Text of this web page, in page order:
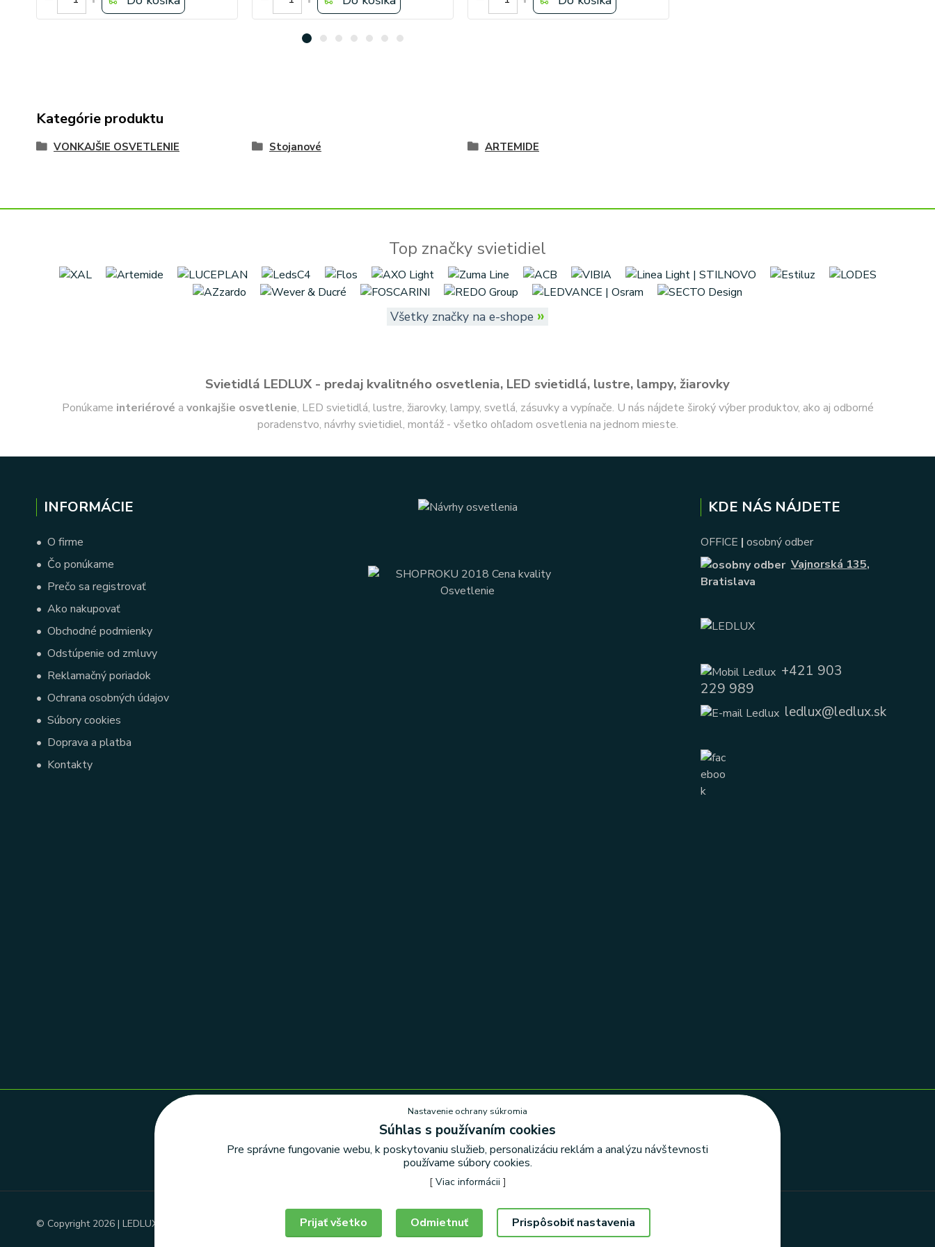
Kategórie produktu
VONKAJŠIE OSVETLENIE Stojanové ARTEMIDE
Top značky svietidiel
Všetky značky na e-shope »
Svietidlá LEDLUX - predaj kvalitného osvetlenia, LED svietidlá, lustre, lampy, žiarovky
Ponúkame interiérové a vonkajšie osvetlenie, LED svietidlá, lustre, žiarovky, lampy, svetlá, zásuvky a vypínače. U nás nájdete široký výber produktov, ako aj odborné
poradenstvo, návrhy svietidiel, montáž - všetko ohľadom osvetlenia na jednom mieste.
INFORMÁCIE
• O firme
• Čo ponúkame
• Prečo sa registrovať
• Ako nakupovať
• Obchodné podmienky
• Odstúpenie od zmluvy
• Reklamačný poriadok
• Ochrana osobných údajov
• Súbory cookies
• Doprava a platba
• Kontakty
KDE NÁS NÁJDETE
OFFICE | osobný odber
Vajnorská 135,
Bratislava
+421 903
229 989
ledlux@ledlux.sk
Nastavenie ochrany súkromia
© Copyright 2026 | LEDLUX, s.r.o.
Nastavenie ochrany súkromia
Súhlas s používaním cookies
Pre správne fungovanie webu, k poskytovaniu služieb, personalizáciu reklám a analýzu návštevnosti
používame súbory cookies.
[ Viac informácii ]
Odmietnuť Prispôsobiť nastavenia
Prijať všetko